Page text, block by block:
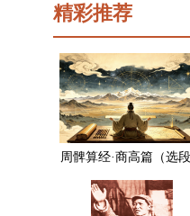
精彩推荐
周髀算经·商高篇（选段